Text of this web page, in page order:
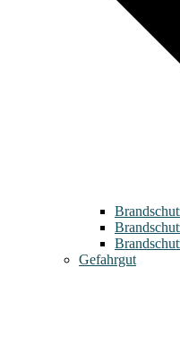
Gefahrgut